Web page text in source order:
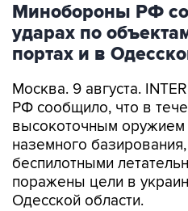
Минобороны РФ
ударах по
портах и в
Москва. 9 августа.
РФ сообщило, что в
высокоточным оружием
наземного
беспилотными
поражены цели в
Одесской области.